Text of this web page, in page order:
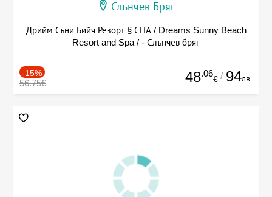
Слънчев Бряг
Дрийм Съни Бийч Резорт § СПА / Dreams Sunny Beach
Resort and Spa / - Слънчев бряг
-15%
56.75€ 48.06
€ / 94лв.